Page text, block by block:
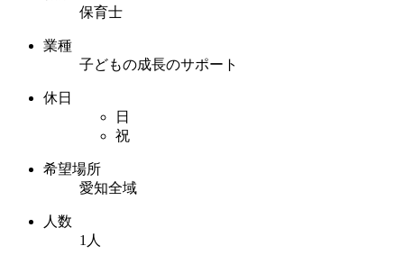
保育士
業種
子どもの成長のサポート
休日
日
祝
希望場所
愛知全域
人数
1人